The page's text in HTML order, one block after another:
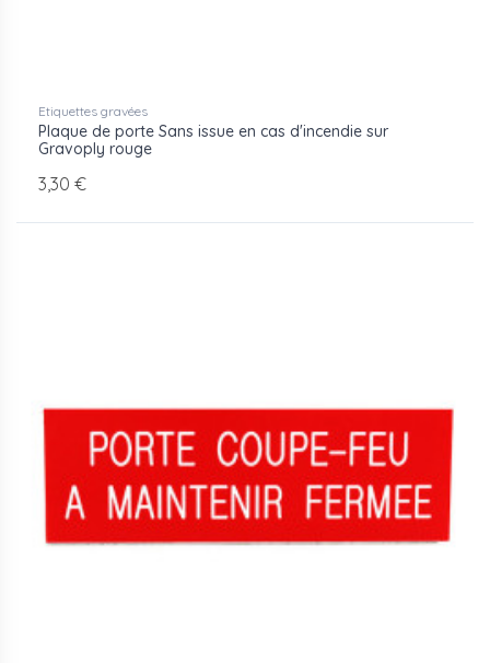
Etiquettes gravées
Plaque de porte Sans issue en cas d'incendie sur
Gravoply rouge
3,30 €